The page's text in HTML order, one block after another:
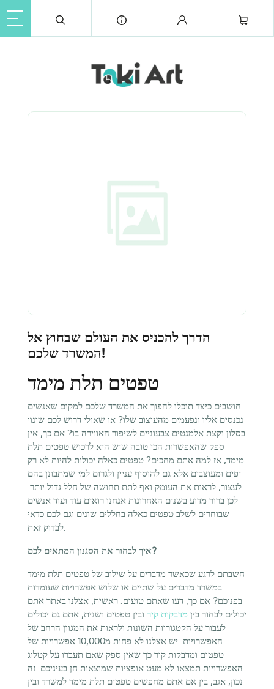
הדרך להכניס את העולם שבחוץ אל
המשרד שלכם!
טפטים תלת מימד
חושבים כיצד תוכלו להפוך את המשרד שלכם למקום שאנשים
נכנסים אליו ונפעמים מהעיצוב שלו? או שאולי דרוש לכם שינוי
בסלון וקצת אלמנטים צבעוניים לשיפור האווירה בו? אם כך, אין
ספק שהאפשרות הכי טובה שיש היא לרכוש טפטים תלת
מימד, אז למה אתם מחכים? טפטים כאלה יכולות להיות לא רק
יפים ומעוצבים אלא גם להוסיף עניין ולגרום למי שמתבונן בהם
לעצור, לראות את העומק ואף לתת תחושה של חלל גדול יותר.
לכן ברור מדוע בשנים האחרונות אנחנו רואים עוד ועוד אנשים
שבוחרים לשלב טפטים כאלה בחללים שונים וגם לכם כדאי
לבדוק זאת.
איך לבחור את הסגנון המתאים לכם?
חשבתם לרגע שכאשר מדברים על שילוב של טפטים תלת מימד
במשרד מדברים על שתיים או שלוש אפשרויות שעומדות
בפניכם? אם כך, דעו שאתם טועים. ראשית, אצלנו באתר אתם
יכולים לבחור בין מדבקות קיר ובין טפטים ושנית, אתם גם יכולים
לעבור על הקטגוריות השונות ולראות את המגוון הרחב של
האפשרויות. יש אצלנו לא פחות מ10,000 אפשרויות של
טפטים ומדבקות קיר כך שאין ספק שאם תעברו על קטלוג
האפשרויות תמצאו לא מעט אופציות שמוצאות חן בעיניכם. זה
נכון, אגב, בין אם אתם מחפשים טפטים תלת מימד למשרד ובין